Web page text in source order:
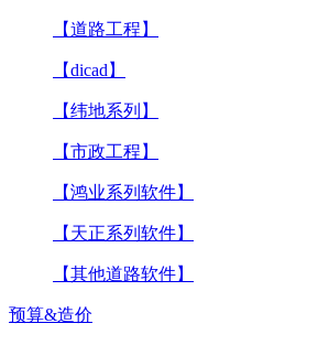
【道路工程】
【dicad】
【纬地系列】
【市政工程】
【鸿业系列软件】
【天正系列软件】
【其他道路软件】
预算&造价